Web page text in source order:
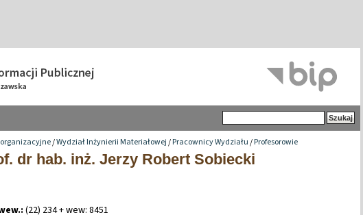
/Wydział Inżynierii Materiałowej/Pracownicy Wydziału/Profesorowie
dr hab. inż. Jerzy Robert Sobiecki
(22) 234 + wew: 8451